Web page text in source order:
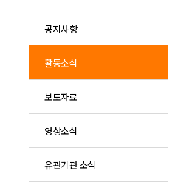
공지사항
활동소식
보도자료
영상소식
유관기관 소식